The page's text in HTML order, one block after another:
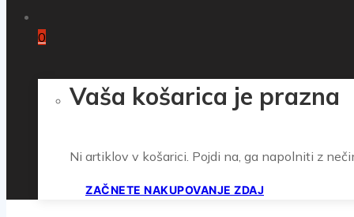
0
Vaša košarica je prazna
Ni artiklov v košarici. Pojdi na, ga napolniti z
ZAČNETE NAKUPOVANJE ZDAJ